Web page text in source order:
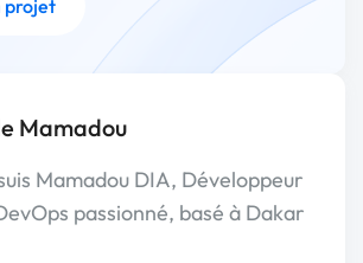
projet
Mamadou
Mamadou DIA, Développeur
passionné, basé à Dakar